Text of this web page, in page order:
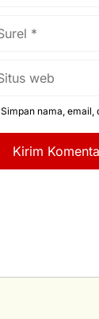
Simpan nama,